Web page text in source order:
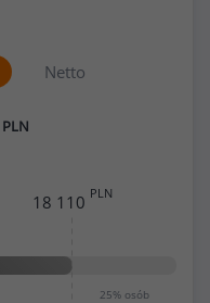
Netto
PLN
25% osób
18 110 PLN